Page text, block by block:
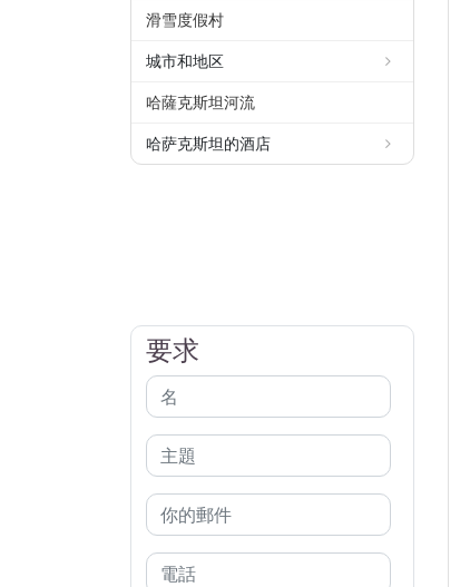
滑雪度假村
城市和地区
哈薩克斯坦河流
哈萨克斯坦的酒店
要求